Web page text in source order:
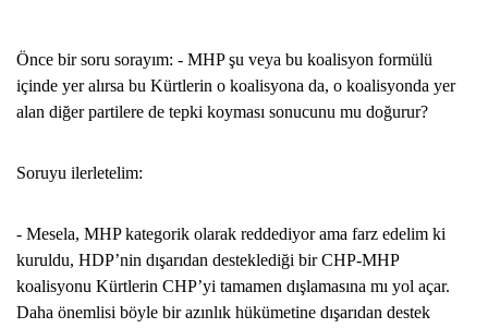
Önce bir soru sorayım: - MHP şu veya bu koalisyon formülü
içinde yer alırsa bu Kürtlerin o koalisyona da, o koalisyonda yer
alan diğer partilere de tepki koyması sonucunu mu doğurur?
Soruyu ilerletelim:
- Mesela, MHP kategorik olarak reddediyor ama farz edelim ki
kuruldu, HDP’nin dışarıdan desteklediği bir CHP-MHP
koalisyonu Kürtlerin CHP’yi tamamen dışlamasına mı yol açar.
Daha önemlisi böyle bir azınlık hükümetine dışarıdan destek